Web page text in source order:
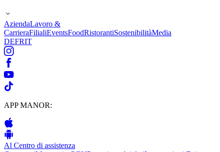
AziendaLavoro &
CarrieraFilialiEventsFoodRistorantiSostenibilitàMedia
DEFRIT
APP MANOR:
Al Centro di assistenza